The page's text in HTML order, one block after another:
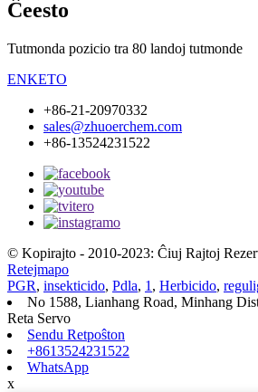
Ĉeesto
Tutmonda pozicio tra 80 landoj tutmonde
ENKETO
+86-21-20970332
sales@zhuoerchem.com
+86-13524231522
© Kopirajto - 2010-2023: Ĉiuj Rajtoj
Retejmapo
PGR, insekticido, Pdla, 1 , Herbicido,
No 1588, Lianhang Road, Minhang
Reta Servo
Sendu Retpoŝton
+8613524231522
WhatsApp
x